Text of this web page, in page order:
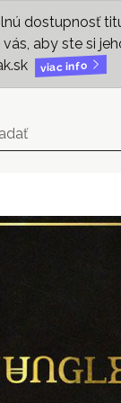
dostupnosť
aby ste si
viac info